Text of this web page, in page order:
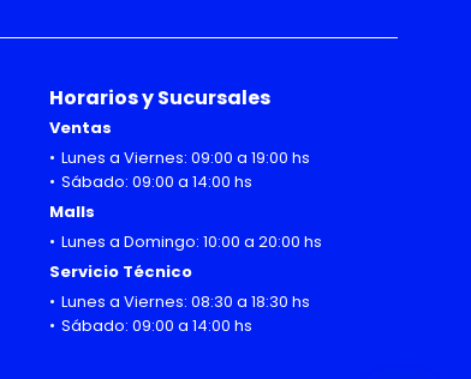
Horarios y Sucursales
Ventas
Lunes a Viernes: 09:00 a 19:00 hs
Sábado: 09:00 a 14:00 hs
Malls
Lunes a Domingo: 10:00 a 20:00 hs
Servicio Técnico
Lunes a Viernes: 08:30 a 18:30 hs
Sábado: 09:00 a 14:00 hs